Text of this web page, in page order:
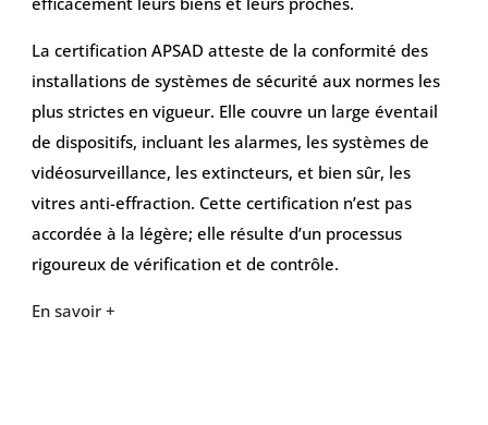
La certification APSAD atteste de la conformité des
installations de systèmes de sécurité aux normes les
plus strictes en vigueur. Elle couvre un large éventail
de dispositifs, incluant les alarmes, les systèmes de
vidéosurveillance, les extincteurs, et bien sûr, les
vitres anti-effraction. Cette certification n’est pas
accordée à la légère; elle résulte d’un processus
rigoureux de vérification et de contrôle.
En savoir +